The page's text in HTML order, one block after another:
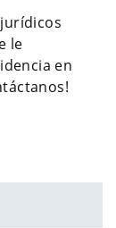
le
en